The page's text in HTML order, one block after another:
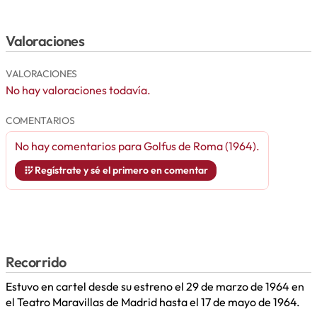
Valoraciones
VALORACIONES
No hay valoraciones todavía.
COMENTARIOS
No hay comentarios paraGolfus de Roma (1964).
Regístrate y sé el primero en comentar
Recorrido
Estuvo en cartel desde su estreno el 29 de marzo de 1964 en
el Teatro Maravillas de Madrid hasta el 17 de mayo de 1964.